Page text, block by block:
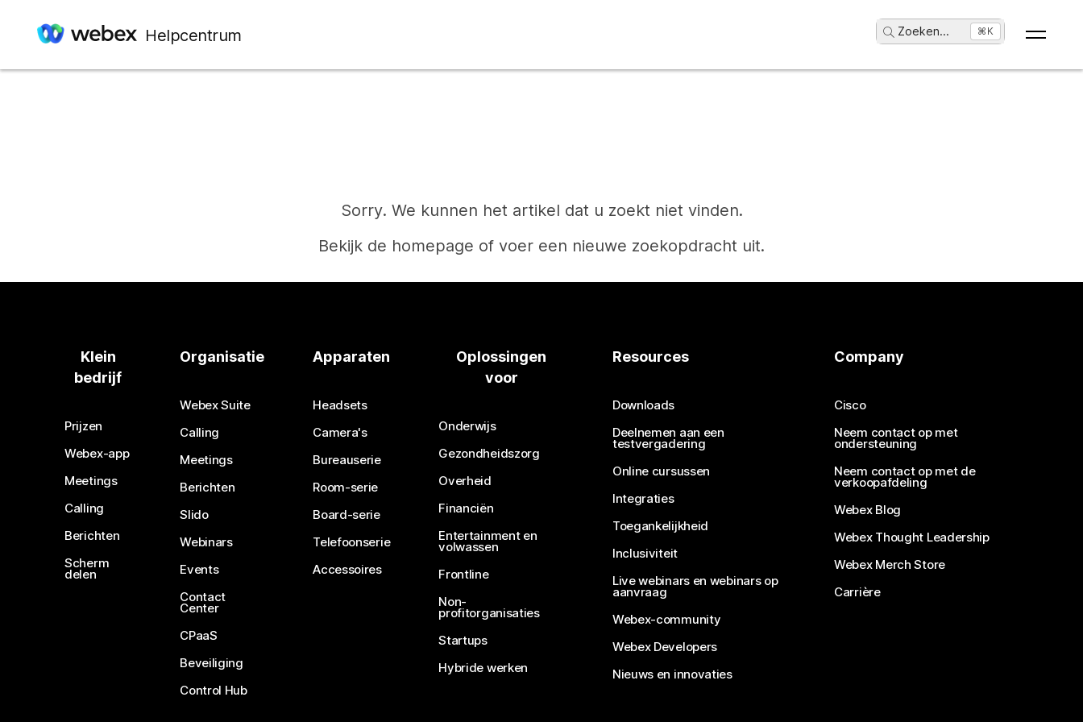
Helpcentrum Zoeken... ⌘K
Sorry. We kunnen het artikel dat u zoekt niet vinden.
Bekijk de homepage of voer een nieuwe zoekopdracht uit.
Hebt u een antwoord nodig?
Klein
bedrijf
Prijzen
Webex-app
Meetings
Calling
Berichten
Scherm
delen
Organisatie
Webex Suite
Calling
Meetings
Berichten
Slido
Webinars
Events
Contact
Center
CPaaS
Beveiliging
Control Hub
Apparaten
Headsets
Camera's
Bureauserie
Room-serie
Board-serie
Telefoonserie
Accessoires
Oplossingen
voor
Onderwijs
Gezondheidszorg
Overheid
Financiën
Entertainment en
volwassen
Frontline
Non-
profitorganisaties
Startups
Hybride werken
Resources
Downloads
Deelnemen aan een
testvergadering
Online cursussen
Integraties
Toegankelijkheid
Inclusiviteit
Live webinars en webinars op
aanvraag
Webex-community
Webex Developers
Nieuws en innovaties
Company
Cisco
Neem contact op met
ondersteuning
Neem contact op met de
verkoopafdeling
Webex Blog
Webex Thought Leadership
Webex Merch Store
Carrière